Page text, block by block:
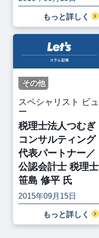
もっと詳しく
その他
スペシャリスト ビュ
ー
税理士法人つむぎ
コンサルティング
代表パートナー／
公認会計士 税理士
笹島 修平 氏
2015年09月15日
もっと詳しく